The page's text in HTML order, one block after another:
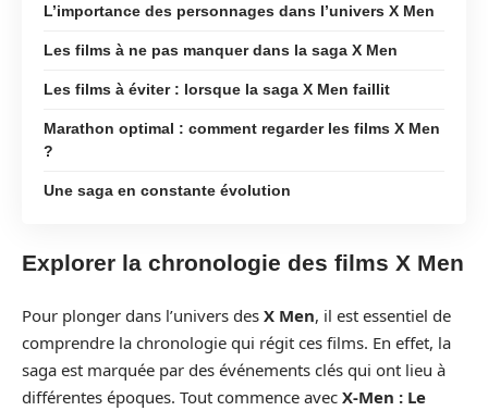
L’importance des personnages dans l’univers X Men
Les films à ne pas manquer dans la saga X Men
Les films à éviter : lorsque la saga X Men faillit
Marathon optimal : comment regarder les films X Men
?
Une saga en constante évolution
Explorer la chronologie des films X Men
Pour plonger dans l’univers des X Men, il est essentiel de
comprendre la chronologie qui régit ces films. En effet, la
saga est marquée par des événements clés qui ont lieu à
différentes époques. Tout commence avec X-Men : Le